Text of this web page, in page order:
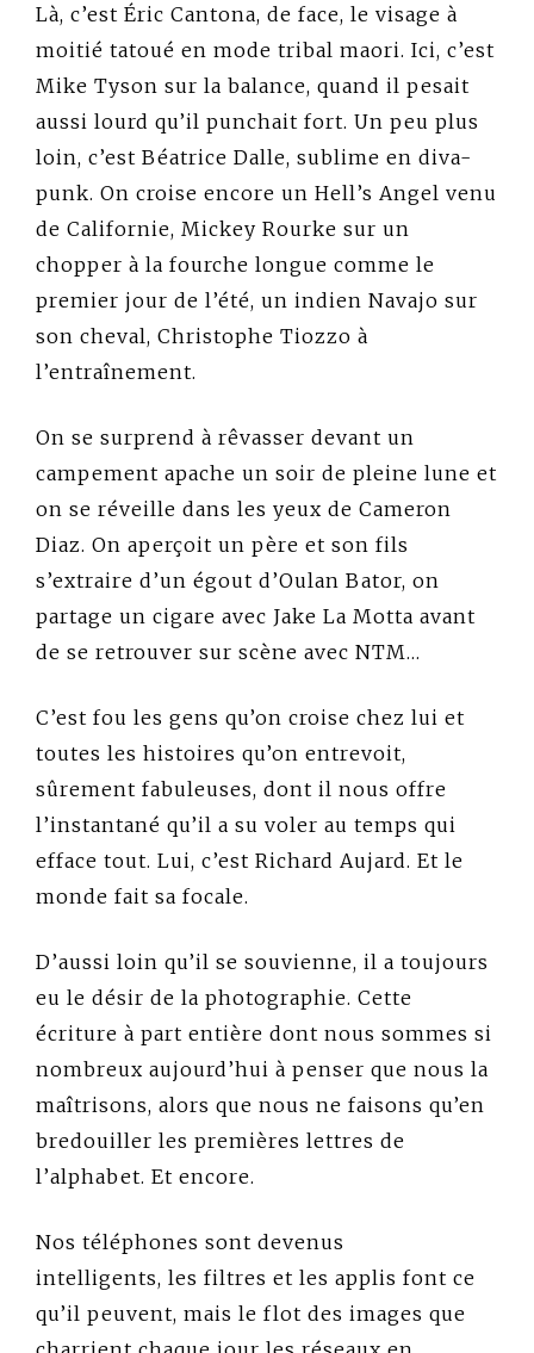
Là, c’est Éric Cantona, de face, le visage à
moitié tatoué en mode tribal maori. Ici, c’est
Mike Tyson sur la balance, quand il pesait
aussi lourd qu’il punchait fort. Un peu plus
loin, c’est Béatrice Dalle, sublime en diva-
punk. On croise encore un Hell’s Angel venu
de Californie, Mickey Rourke sur un
chopper à la fourche longue comme le
premier jour de l’été, un indien Navajo sur
son cheval, Christophe Tiozzo à
l’entraînement.
On se surprend à rêvasser devant un
campement apache un soir de pleine lune et
on se réveille dans les yeux de Cameron
Diaz. On aperçoit un père et son fils
s’extraire d’un égout d’Oulan Bator, on
partage un cigare avec Jake La Motta avant
de se retrouver sur scène avec NTM…
C’est fou les gens qu’on croise chez lui et
toutes les histoires qu’on entrevoit,
sûrement fabuleuses, dont il nous offre
l’instantané qu’il a su voler au temps qui
efface tout. Lui, c’est Richard Aujard. Et le
monde fait sa focale.
D’aussi loin qu’il se souvienne, il a toujours
eu le désir de la photographie. Cette
écriture à part entière dont nous sommes si
nombreux aujourd’hui à penser que nous la
maîtrisons, alors que nous ne faisons qu’en
bredouiller les premières lettres de
l’alphabet. Et encore.
Nos téléphones sont devenus
intelligents, les filtres et les applis font ce
qu’il peuvent, mais le flot des images que